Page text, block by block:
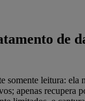
de
somente leitura: ela
apenas recupera